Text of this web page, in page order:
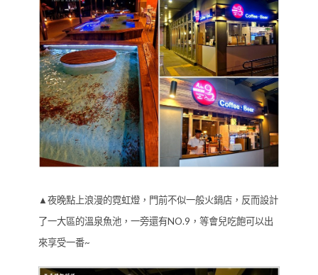
▲夜晚點上浪漫的霓虹燈，門前不似一般火鍋店，反而設計
了一大區的溫泉魚池，一旁還有NO.9，等會兒吃飽可以出
來享受一番~